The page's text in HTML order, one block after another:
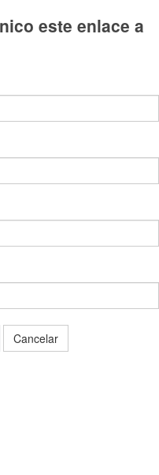
este enlace a
Cancelar